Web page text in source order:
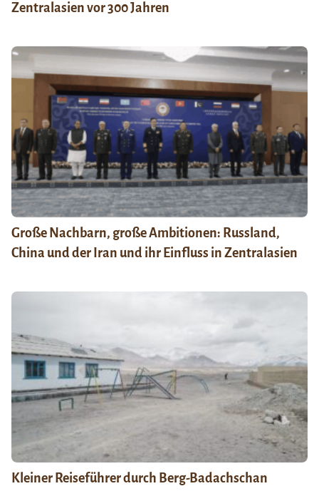
Zentralasien vor 300 Jahren
Große Nachbarn, große Ambitionen: Russland,
China und der Iran und ihr Einfluss in Zentralasien
Kleiner Reiseführer durch Berg-Badachschan